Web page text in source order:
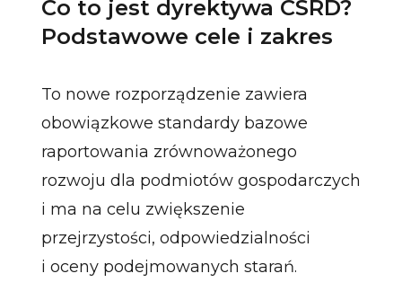
Co to jest dyrektywa CSRD?
Podstawowe cele i zakres
To nowe rozporządzenie zawiera
obowiązkowe standardy bazowe
raportowania zrównoważonego
rozwoju dla podmiotów gospodarczych
i ma na celu zwiększenie
przejrzystości, odpowiedzialności
i oceny podejmowanych starań.